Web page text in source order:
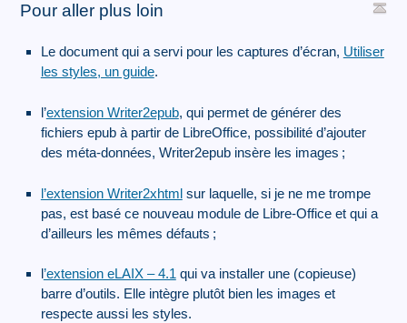
Pour aller plus loin
Le document qui a servi pour les captures d’écran, Utiliser
les styles, un guide.
l’extension Writer2epub, qui permet de générer des
fichiers epub à partir de LibreOffice, possibilité d’ajouter
des méta-données, Writer2epub insère les images ;
l’extension Writer2xhtmlsur laquelle, si je ne me trompe
pas, est basé ce nouveau module de Libre-Office et qui a
d’ailleurs les mêmes défauts ;
l’extension eLAIX – 4.1 qui va installer une (copieuse)
barre d’outils. Elle intègre plutôt bien les images et
respecte aussi les styles.